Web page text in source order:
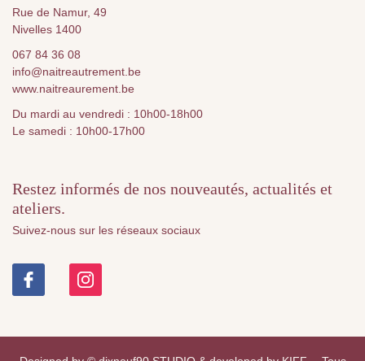
Rue de Namur, 49
Nivelles 1400
067 84 36 08
info@naitreautrement.be
www.naitreaurement.be
Du mardi au vendredi : 10h00-18h00
Le samedi : 10h00-17h00
Restez informés de nos nouveautés, actualités et
ateliers.
Suivez-nous sur les réseaux sociaux